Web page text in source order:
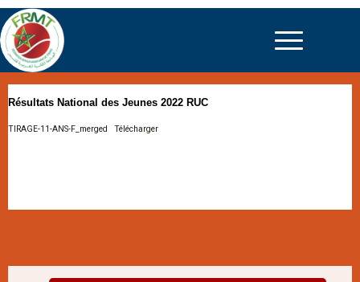
Résultats National des Jeunes 2022 RUC
TIRAGE-11-ANS-F_merged Télécharger